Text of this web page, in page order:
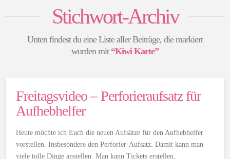
Stichwort-Archiv
Unten findest du eine Liste aller Beiträge, die markiert
wurden mit “Kiwi Karte”
Freitagsvideo – Perforieraufsatz für
Aufhebhelfer
Heute möchte ich Euch die neuen Aufsätze für den Aufhebhelfer
vorstellen. Insbesondere den Perforier-Aufsatz. Damit kann man
viele tolle Dinge anstellen. Man kann Tickets erstellen,